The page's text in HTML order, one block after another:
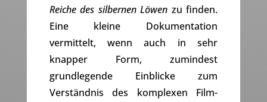
Reiche des silbernen Löwen zu finden.
Eine kleine Dokumentation
vermittelt, wenn auch in sehr
knapper Form, zumindest
grundlegende Einblicke zum
Verständnis des komplexen Film-